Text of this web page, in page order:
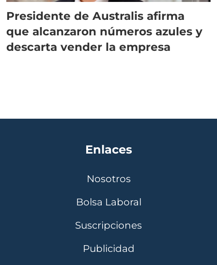
Presidente de Australis afirma
que alcanzaron números azules y
descarta vender la empresa
Enlaces
Nosotros
Bolsa Laboral
Suscripciones
Publicidad